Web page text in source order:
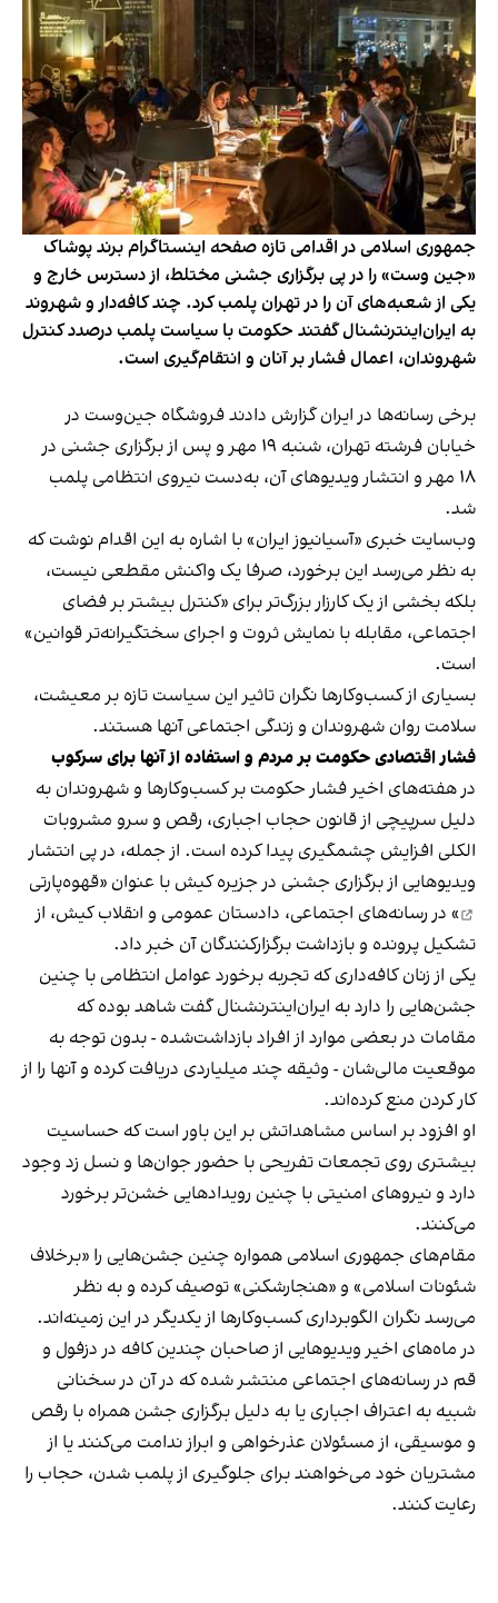
جمهوری اسلامی در اقدامی تازه صفحه اینستاگرام برند پوشاک
«جین وست» را در پی برگزاری جشنی مختلط، از دسترس خارج و
یکی از شعبه‌های آن را در تهران پلمب کرد. چند کافه‌‌دار و شهروند
به ایران‌اینترنشنال گفتند حکومت با سیاست پلمب درصدد کنترل
شهروندان، اعمال فشار بر آنان و انتقام‌گیری است.
برخی رسانه‌ها در ایران گزارش دادند فروشگاه جین‌وست در
خیابان فرشته تهران، شنبه ۱۹ مهر و پس از برگزاری جشنی در
۱۸ مهر و انتشار ویدیوهای آن، به‌دست نیروی انتظامی پلمب
شد.
وب‌سایت خبری «آسیانیوز ایران» با اشاره به این اقدام نوشت که
به نظر می‌رسد این برخورد، صرفا یک واکنش مقطعی نیست،
بلکه بخشی از یک کارزار بزرگ‌تر برای «کنترل بیشتر بر فضای
اجتماعی، مقابله با نمایش ثروت و اجرای سختگیرانه‌تر قوانین»
است.
بسیاری از کسب‌وکارها نگران تاثیر این سیاست‌ تازه بر معیشت،
سلامت روان شهروندان و زندگی اجتماعی آنها هستند.
فشار اقتصادی حکومت بر مردم و استفاده از آنها برای سرکوب
در هفته‌های اخیر فشار حکومت بر کسب‌وکارها و شهروندان به
دلیل سرپیچی از قانون حجاب اجباری، رقص و سرو مشروبات
الکلی افزایش چشمگیری پیدا کرده است. از جمله، در پی انتشار
ویدیوهایی از برگزاری جشنی در جزیره کیش با عنوان «قهوه‌پارتی
» در رسانه‌های اجتماعی، دادستان عمومی و انقلاب کیش، از
تشکیل پرونده و بازداشت برگزارکنندگان آن خبر داد.
یکی از زنان کافه‌داری که تجربه برخورد عوامل انتظامی با چنین
جشن‌هایی را دارد به ایران‌اینترنشنال گفت شاهد بوده که
مقامات در بعضی موارد از افراد بازداشت‌‌شده - بدون توجه به
موقعیت مالی‌شان - وثیقه چند میلیاردی دریافت کرده و آنها را از
کار کردن منع کرده‌اند.
او افزود بر اساس مشاهداتش بر این باور است که حساسیت
بیشتری روی تجمعات تفریحی با حضور جوان‌ها و نسل زد وجود
دارد و نیروهای امنیتی با چنین رویدادهایی خشن‌تر برخورد
می‌کنند.
مقام‌های جمهوری اسلامی همواره چنین جشن‌هایی را «برخلاف
شئونات اسلامی» و «هنجارشکنی» توصیف کرده و به نظر
می‌رسد نگران الگوبرداری کسب‌وکارها از یکدیگر در این زمینه‌اند.
در ماه‌های اخیر ویدیوهایی از صاحبان چندین کافه در دزفول و
قم در رسانه‌های اجتماعی منتشر شده که در آن در سخنانی
شبیه به اعتراف اجباری یا به دلیل برگزاری جشن همراه با رقص
و موسیقی، از مسئولان عذرخواهی و ابراز ندامت می‌کنند یا از
مشتریان خود می‌خواهند برای جلوگیری از پلمب شدن، حجاب را
رعایت کنند.